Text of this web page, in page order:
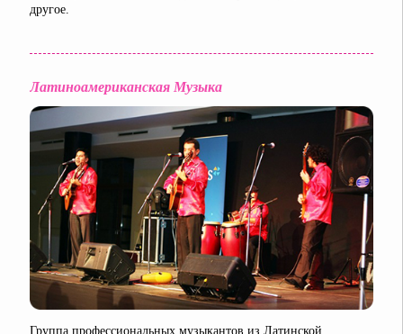
другое.
Латиноамериканская Музыка
Группа профессиональных музыкантов из Латинской